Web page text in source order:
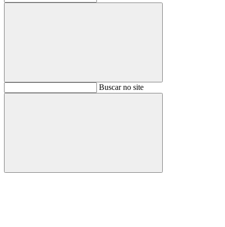
BuscarBuscar no site
Buscar